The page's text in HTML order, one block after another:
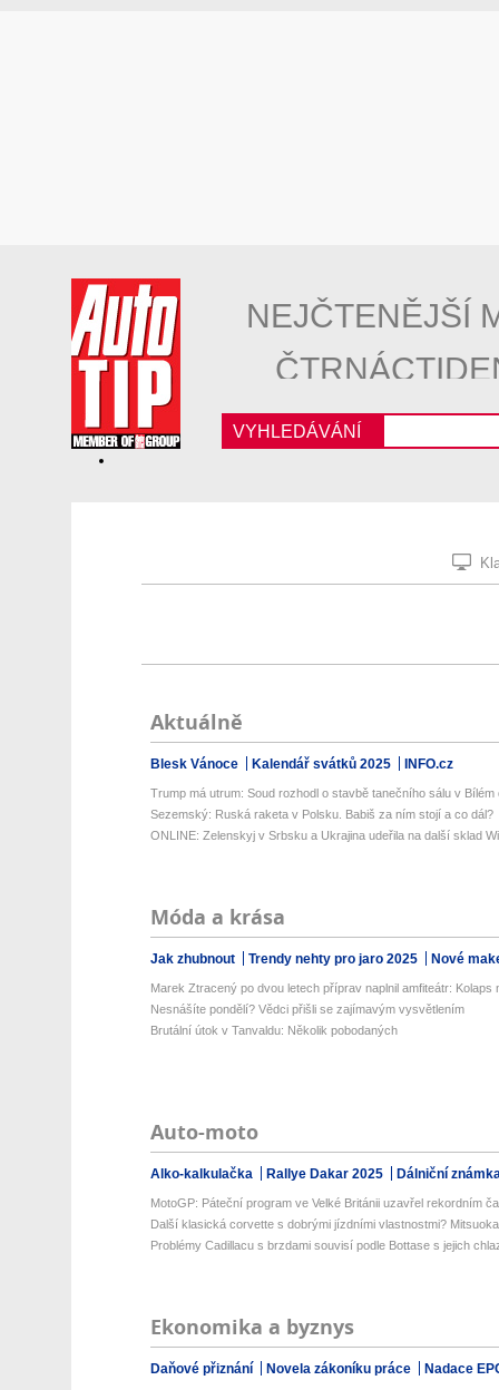
NEJČTENĚJŠÍ
VYHLEDÁVÁNÍ
Aktuálně
Blesk Vánoce Kalendář svátků 2025 INFO.cz
Trump má utrum: Soud rozhodl o stavbě tanečního sálu v Bílém
Sezemský: Ruská raketa v Polsku. Babiš za ním stojí a co dál?
ONLINE: Zelenskyj v Srbsku a Ukrajina udeřila na další sklad
Móda a krása
Jak zhubnout Trendy nehty pro jaro 2025 Nové
Marek Ztracený po dvou letech příprav naplnil amfiteátr: Kolaps
Nesnášíte pondělí? Vědci přišli se zajímavým vysvětlením
Brutální útok v Tanvaldu: Několik pobodaných
Auto-moto
Alko-kalkulačka Rallye Dakar 2025 Dálniční
MotoGP: Páteční program ve Velké Británii uzavřel rekordním
Další klasická corvette s dobrými jízdními vlastnostmi?
Problémy Cadillacu s brzdami souvisí podle Bottase s jejich
Ekonomika a byznys
Daňové přiznání Novela zákoníku práce Nadace